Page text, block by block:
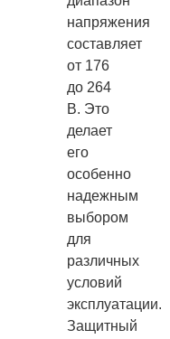
напряжения
составляет
от 176
до 264
В. Это
делает
его
особенно
надежным
выбором
для
различных
условий
эксплуатации.
Защитный